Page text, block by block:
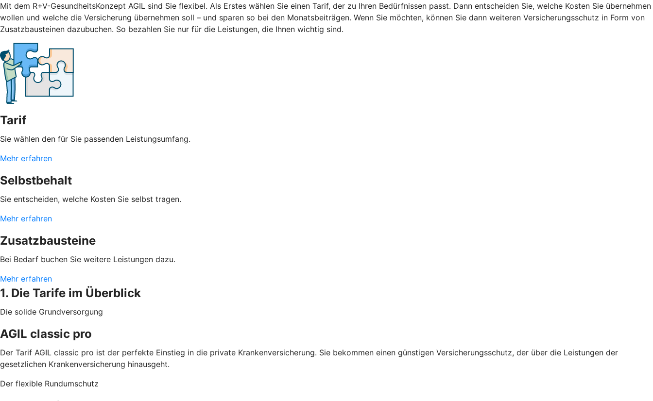
Mit dem R+V-GesundheitsKonzept AGIL sind Sie flexibel. Als Erstes wählen Sie einen Tarif, der zu Ihren Bedürfnissen passt. Dann entscheiden Sie, welche Kosten Sie übernehmen
wollen und welche die Versicherung übernehmen soll – und sparen so bei den Monatsbeiträgen. Wenn Sie möchten, können Sie dann weiteren Versicherungsschutz in Form von
Zusatzbausteinen dazubuchen. So bezahlen Sie nur für die Leistungen, die Ihnen wichtig sind.
Tarif
Sie wählen den für Sie passenden Leistungsumfang.
Mehr erfahren
Selbstbehalt
Sie entscheiden, welche Kosten Sie selbst tragen.
Mehr erfahren
Zusatzbausteine
Bei Bedarf buchen Sie weitere Leistungen dazu.
Mehr erfahren
1. Die Tarife im Überblick
Die solide Grundversorgung
AGIL classic pro
Der Tarif AGIL classic pro ist der perfekte Einstieg in die private Krankenversicherung. Sie bekommen einen günstigen Versicherungsschutz, der über die Leistungen der
gesetzlichen Krankenversicherung hinausgeht.
Der flexible Rundumschutz